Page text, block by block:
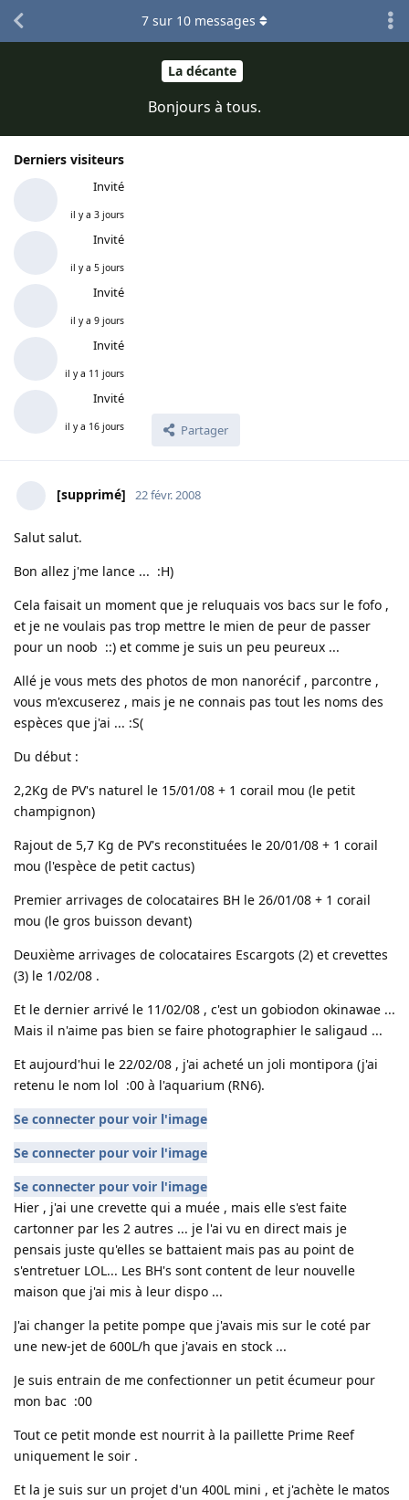
La décante
Bonjours à tous.
Derniers visiteurs
Invité
il y a 3 jours
Invité
il y a 5 jours
Invité
il y a 9 jours
Invité
il y a 11 jours
Invité
il y a 16 jours Partager
7 sur 10 messages
[supprimé] 22 févr. 2008
Salut salut.
Bon allez j'me lance ... :H)
Cela faisait un moment que je reluquais vos bacs sur le fofo ,
et je ne voulais pas trop mettre le mien de peur de passer
pour un noob ::) et comme je suis un peu peureux ...
Allé je vous mets des photos de mon nanorécif , parcontre ,
vous m'excuserez , mais je ne connais pas tout les noms des
espèces que j'ai ... :S(
Du début :
2,2Kg de PV's naturel le 15/01/08 + 1 corail mou (le petit
champignon)
Rajout de 5,7 Kg de PV's reconstituées le 20/01/08 + 1 corail
mou (l'espèce de petit cactus)
Premier arrivages de colocataires BH le 26/01/08 + 1 corail
mou (le gros buisson devant)
Deuxième arrivages de colocataires Escargots (2) et crevettes
(3) le 1/02/08 .
Et le dernier arrivé le 11/02/08 , c'est un gobiodon okinawae ...
Mais il n'aime pas bien se faire photographier le saligaud ...
Et aujourd'hui le 22/02/08 , j'ai acheté un joli montipora (j'ai
retenu le nom lol :00 à l'aquarium (RN6).
Se connecter pour voir l'image
Se connecter pour voir l'image
Se connecter pour voir l'image
Hier , j'ai une crevette qui a muée , mais elle s'est faite
cartonner par les 2 autres ... je l'ai vu en direct mais je
pensais juste qu'elles se battaient mais pas au point de
s'entretuer LOL... Les BH's sont content de leur nouvelle
maison que j'ai mis à leur dispo ...
J'ai changer la petite pompe que j'avais mis sur le coté par
une new-jet de 600L/h que j'avais en stock ...
Je suis entrain de me confectionner un petit écumeur pour
mon bac :00
Tout ce petit monde est nourrit à la paillette Prime Reef
uniquement le soir .
Et la je suis sur un projet d'un 400L mini , et j'achète le matos